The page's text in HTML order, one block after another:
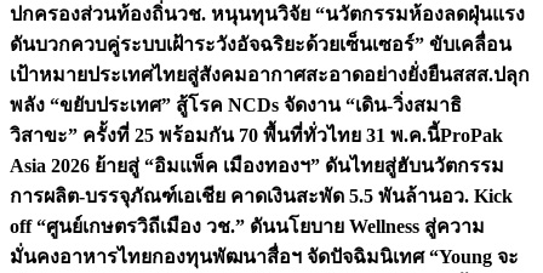
ปกครองส่วนท้องถิ่นวช. หนุนทุนวิจัย “นวัตกรรมห้องลดฝุ่นแรง
ดันบวกควบคู่ระบบเฝ้าระวังอัจฉริยะด้วยเซ็นเซอร์” ขับเคลื่อน
เป้าหมายประเทศไทยสู่สังคมอากาศสะอาดอย่างยั่งยืนสสส.ปลุก
พลัง “ขยับประเทศ” สู้โรค NCDs จัดงาน “เดิน-วิ่งสมาธิ
วิสาขะ” ครั้งที่ 25 พร้อมกัน 70 พื้นที่ทั่วไทย 31 พ.ค.นี้ProPak
Asia 2026 ย้ายสู่ “อิมแพ็ค เมืองทองฯ” ดันไทยสู่ฮับนวัตกรรม
การผลิต-บรรจุภัณฑ์เอเชีย คาดเงินสะพัด 5.5 พันล้านอว. Kick
off “ศูนย์เกษตรวิถีเมือง วช.” ดันนโยบาย Wellness สู่ความ
มั่นคงอาหารไทยกองทุนพัฒนาสื่อฯ จัดปัจฉิมนิเทศ “Young จะ